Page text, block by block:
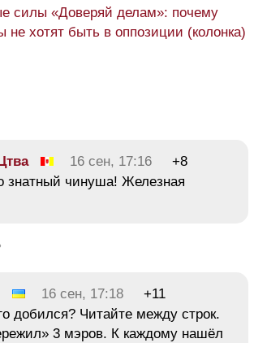
силы «Доверяй делам»: почему
не хотят быть в оппозиции (колонка)
16 сен, 17:16
+8
знатный чинуша! Железная
16 сен, 17:18
+11
добился? Читайте между строк.
3 мэров. К каждому нашёл